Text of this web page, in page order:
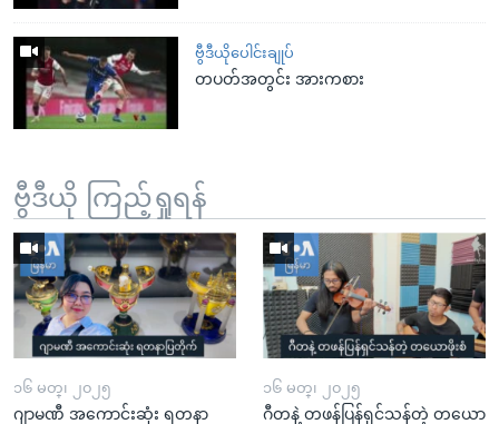
ဗွီဒီယိုပေါင်းချုပ်
တပတ်အတွင်း အားကစား
ဗွီဒီယို ကြည့်ရှုရန်
၁၆ မတ္၊ ၂၀၂၅
ဂျာမဏီ အကောင်းဆုံး ရတနာ
၁၆ မတ္၊ ၂၀၂၅
ဂီတနဲ့ တဖန်ပြန်ရှင်သန်တဲ့ တယော